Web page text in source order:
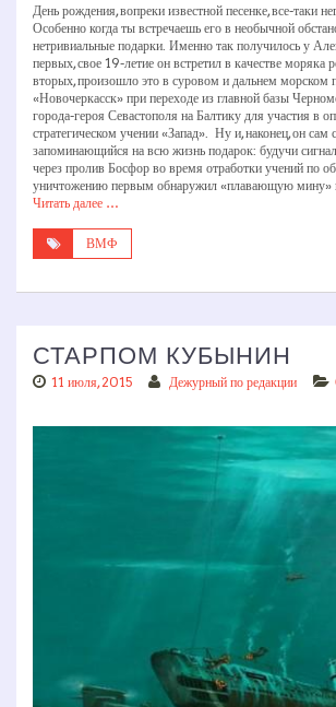
День рождения, вопреки известной песенке, все-­таки
Особенно когда ты встречаешь его в необычной
нетривиальные подарки. Именно так получилось у
первых, свое 19­-летие он встретил в качестве
вторых, произошло это в суровом и дальнем морском
«Новочеркасск» при переходе из главной базы
города-­героя Севастополя на Балтику для участия в
стратегическом учении «Запад». Ну и, наконец, он сам
запоминающийся на всю жизнь подарок: будучи
через пролив Босфор во время отработки учений по
уничтожению первым обнаружил «плавающую мину»
Читать далее …
ВМФ
СТАРПОМ КУБЫНИН
11 июля, 2015 Дежурный по редакции